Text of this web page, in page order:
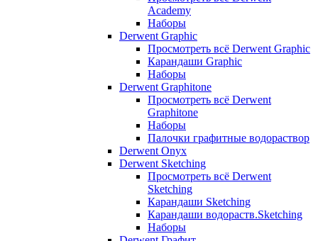
Academy
Наборы
Derwent Graphic
Просмотреть всё Derwent Graphic
Карандаши Graphic
Наборы
Derwent Graphitone
Просмотреть всё Derwent
Graphitone
Наборы
Палочки графитные водораствор
Derwent Onyx
Derwent Sketching
Просмотреть всё Derwent
Sketching
Карандаши Sketching
Карандаши водораств.Sketching
Наборы